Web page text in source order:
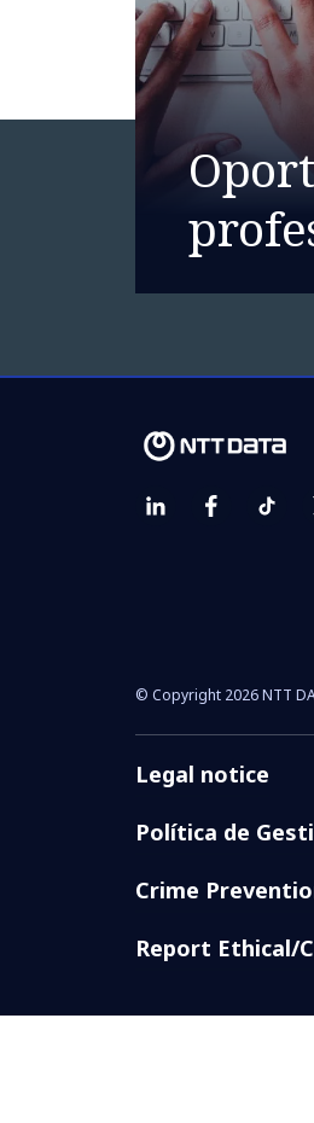
© Copyright 2026 NTT
Legal notice
Política de
Crime
Report Ethical/